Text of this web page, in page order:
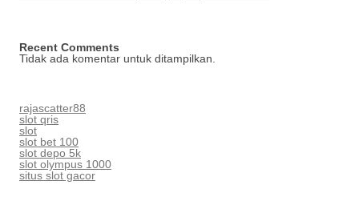
Recent Comments
Tidak ada komentar untuk ditampilkan.
rajascatter88
slot qris
slot
slot bet 100
slot depo 5k
slot olympus 1000
situs slot gacor